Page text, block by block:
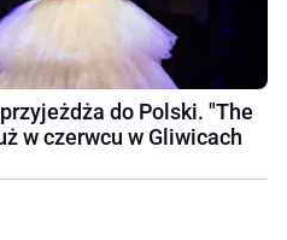
do Polski. "The
w czerwcu w Gliwicach